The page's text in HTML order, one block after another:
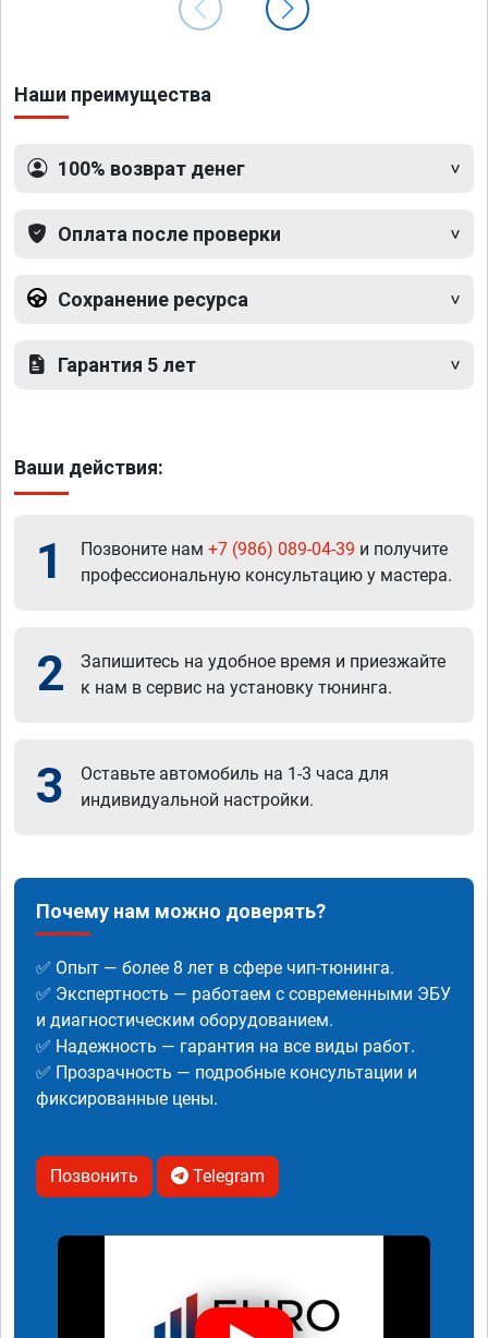
Наши преимущества
100% возврат денег
Оплата после проверки
Сохранение ресурса
Гарантия 5 лет
Ваши действия:
1 Позвоните нам +7 (986) 089-04-39 и получите
профессиональную консультацию у мастера.
2
Запишитесь на удобное время и приезжайте
к нам в сервис на установку тюнинга.
3
Оставьте автомобиль на 1-3 часа для
индивидуальной настройки.
Почему нам можно доверять?
✅ Опыт — более 8 лет в сфере чип-тюнинга.
✅ Экспертность — работаем с современными ЭБУ
и диагностическим оборудованием.
✅ Надежность — гарантия на все виды работ.
✅ Прозрачность — подробные консультации и
фиксированные цены.
Позвонить Telegram